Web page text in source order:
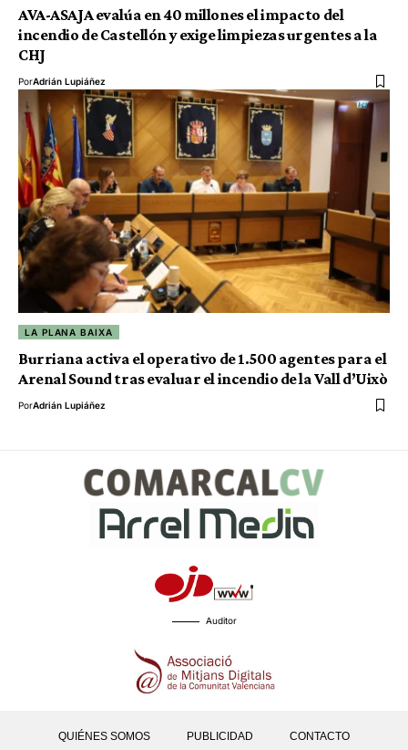
AVA-ASAJA evalúa en 40 millones el impacto del
incendio de Castellón y exige limpiezas urgentes a la
CHJ
PorAdrián Lupiáñez
LA PLANA BAIXA
Burriana activa el operativo de 1.500 agentes para el
Arenal Sound tras evaluar el incendio de la Vall d’Uixò
PorAdrián Lupiáñez
Auditor
QUIÉNES SOMOS PUBLICIDAD CONTACTO